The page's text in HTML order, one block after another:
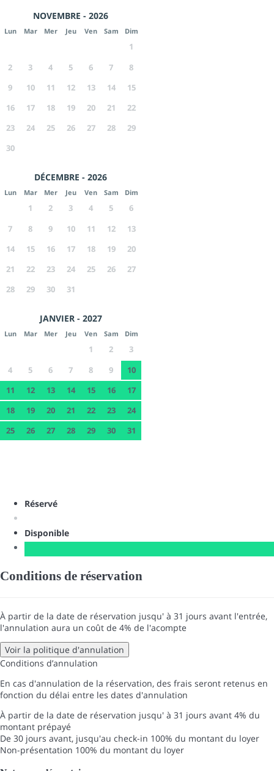
NOVEMBRE - 2026
Lun Mar Mer Jeu Ven Sam Dim
1
2
3 4 5 6 7
8
9
10 11 12 13 14
15
16
17 18 19 20 21
22
23
24 25 26 27 28
29
30
DÉCEMBRE - 2026
Lun Mar Mer Jeu Ven Sam Dim
1 2 3 4 5
6
7
8 9 10 11 12
13
14
15 16 17 18 19
20
21
22 23 24 25 26
27
28
29 30 31
JANVIER - 2027
Lun Mar Mer Jeu Ven Sam Dim
1 2
3
4
5 6 7 8 9
10
11
12 13 14 15 16
17
18
19 20 21 22 23
24
25
26 27 28 29 30 31
Réservé
Disponible
Conditions de réservation
À partir de la date de réservation jusqu' à 31 jours avant l'entrée,
l'annulation aura un coût de 4% de l'acompte
Voir la politique d'annulation
Conditions d’annulation
En cas d'annulation de la réservation, des frais seront retenus en
fonction du délai entre les dates d'annulation
À partir de la date de réservation jusqu' à 31 jours avant 4% du
montant prépayé
De 30 jours avant, jusqu'au check-in 100% du montant du loyer
Non-présentation 100% du montant du loyer